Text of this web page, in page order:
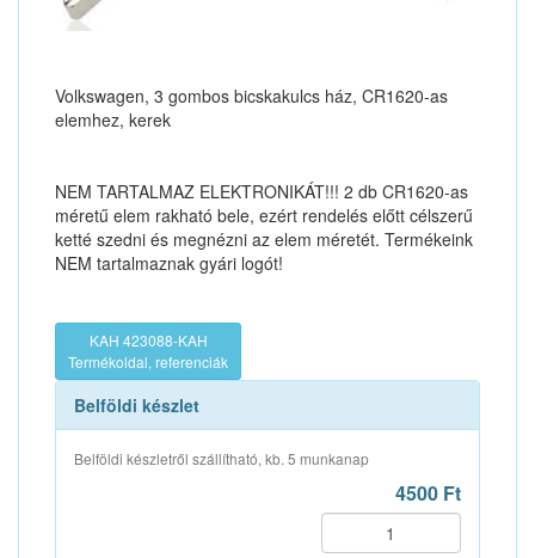
Volkswagen, 3 gombos bicskakulcs ház, CR1620-as
elemhez, kerek
NEM TARTALMAZ ELEKTRONIKÁT!!! 2 db CR1620-as
méretű elem rakható bele, ezért rendelés előtt célszerű
ketté szedni és megnézni az elem méretét. Termékeink
NEM tartalmaznak gyári logót!
KAH 423088-KAH
Termékoldal, referenciák
Belföldi készlet
Belföldi készletről szállítható, kb. 5 munkanap
4500 Ft